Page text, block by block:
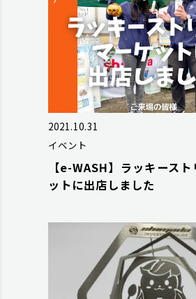
2021.10.31
イベント
【e-WASH】ラッキース
ットに出店しました